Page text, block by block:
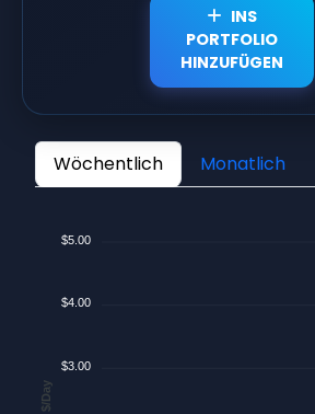
INS
PORTFOLIO
HINZUFÜGEN
Wöchentlich Monatlich
$5.00
$4.00
$3.00
$/Day